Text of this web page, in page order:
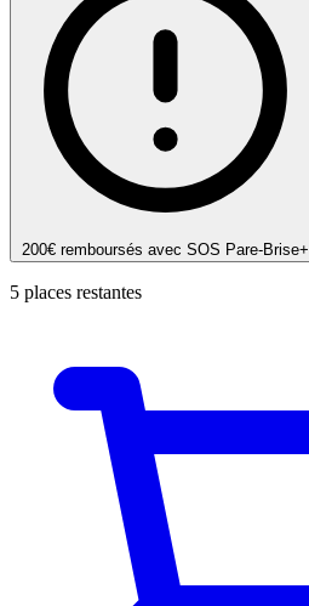
200€ remboursés avec SOS Pare-Brise+
5 places restantes